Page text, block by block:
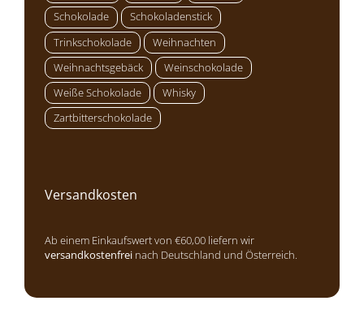
Schokolade
Schokoladenstick
Trinkschokolade
Weihnachten
Weihnachtsgebäck
Weinschokolade
Weiße Schokolade
Whisky
Zartbitterschokolade
Versandkosten
Ab einem Einkaufswert von €60,00 liefern wir
versandkostenfrei nach Deutschland und Österreich.